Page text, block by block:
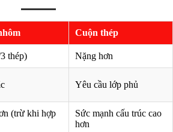
Cuộn thép
thép) Nặng hơn
Yêu cầu lớp phủ
(trừ khi hợp
Sức mạnh cấu trúc cao
hơn